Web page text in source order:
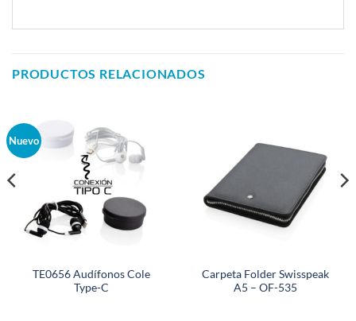
PRODUCTOS RELACIONADOS
Nuevo
TE0656 Audífonos Cole
Type-C
Carpeta Folder Swisspeak
A5 – OF-535